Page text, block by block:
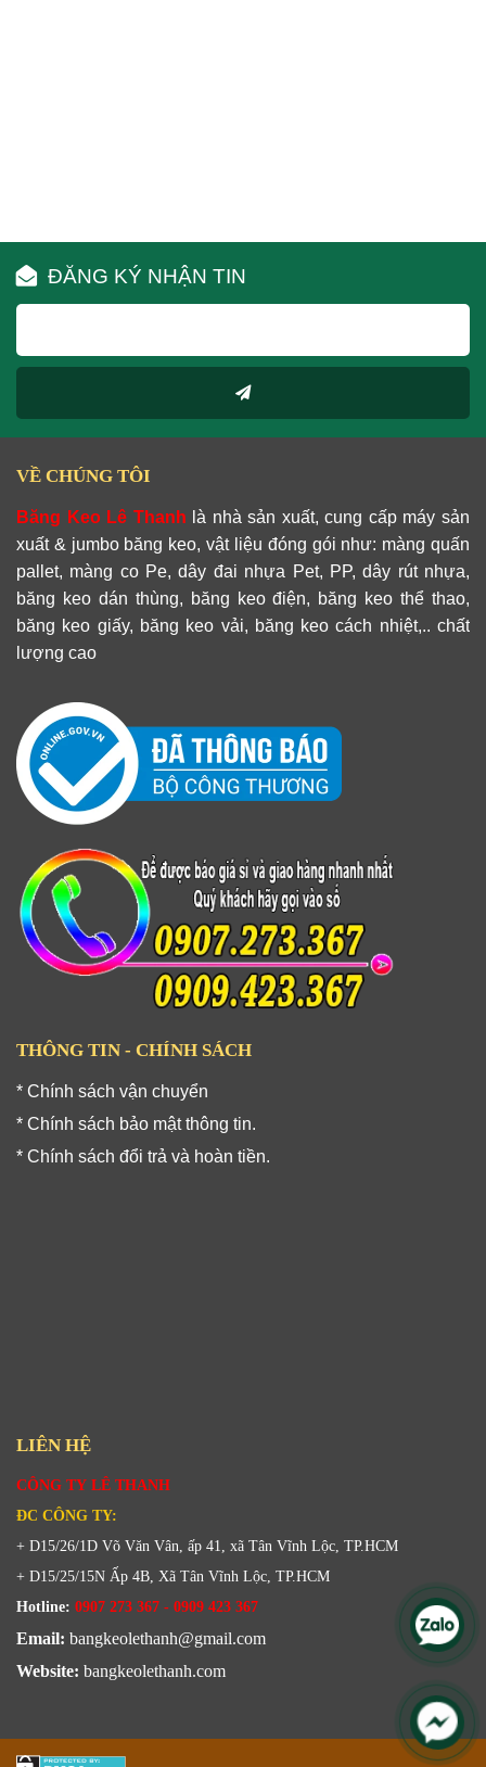
ĐĂNG KÝ NHẬN TIN
VỀ CHÚNG TÔI
Băng Keo Lê Thanh là nhà sản xuất, cung cấp máy sản
xuất & jumbo băng keo, vật liệu đóng gói như: màng quấn
pallet, màng co Pe, dây đai nhựa Pet, PP, dây rút nhựa,
băng keo dán thùng, băng keo điện, băng keo thể thao,
băng keo giấy, băng keo vải, băng keo cách nhiệt,.. chất
lượng cao
THÔNG TIN - CHÍNH SÁCH
* Chính sách vận chuyển
* Chính sách bảo mật thông tin.
* Chính sách đổi trả và hoàn tiền.
LIÊN HỆ
CÔNG TY LÊ THANH
ĐC CÔNG TY:
+ D15/26/1D Võ Văn Vân, ấp 41, xã Tân Vĩnh Lộc, TP.HCM
+ D15/25/15N Ấp 4B, Xã Tân Vĩnh Lộc, TP.HCM
Hotline: 0907 273 367 - 0909 423 367
Email: bangkeolethanh@gmail.com
Website: bangkeolethanh.com